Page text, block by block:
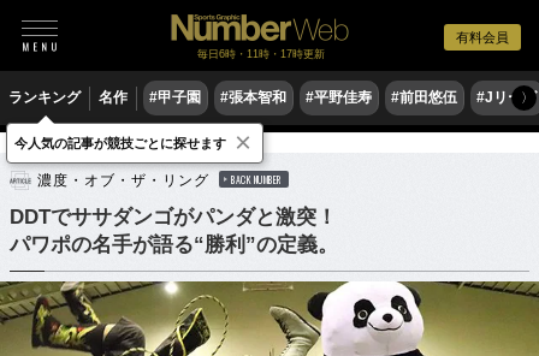
有料会員
毎日6時・11時・17時更新
ランキング 名作 #甲子園 #張本智和 #平野佳寿 #前田悠伍 #Jリーグ
〉
格闘技 プロレス
濃度・オブ・ザ・リング BACK NUMBER
DDTでササダンゴがパンダと激突！
パワポの名手が語る“勝利”の定義。
今人気の記事が競技ごとに探せます ×